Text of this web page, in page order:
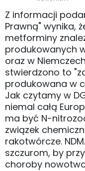
Z informacji
Prawną" wynika,
metforminy
produkowanych
oraz w
stwierdzono to
produkowana w
Jak czytamy w
niemal całą
ma być N-
związek
rakotwórcze.
szczurom, by
choroby